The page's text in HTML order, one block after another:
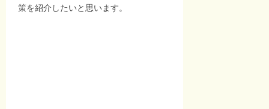
策を紹介したいと思います。